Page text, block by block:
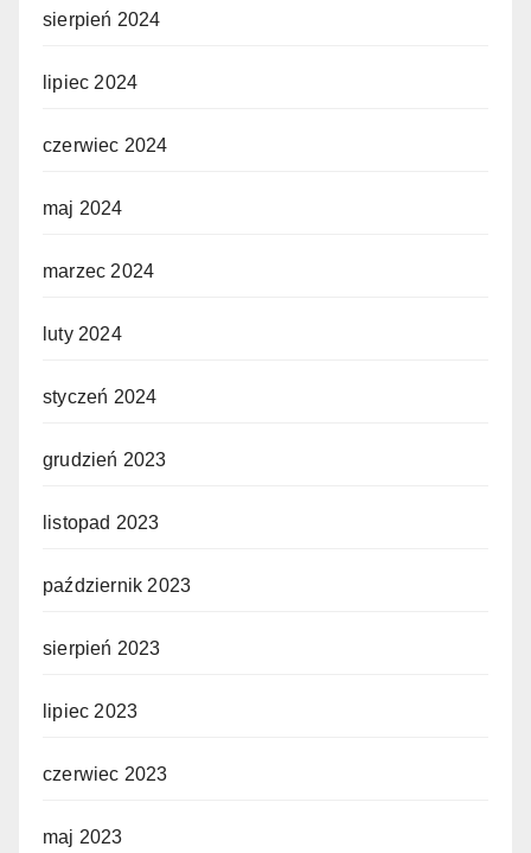
sierpień 2024
lipiec 2024
czerwiec 2024
maj 2024
marzec 2024
luty 2024
styczeń 2024
grudzień 2023
listopad 2023
październik 2023
sierpień 2023
lipiec 2023
czerwiec 2023
maj 2023